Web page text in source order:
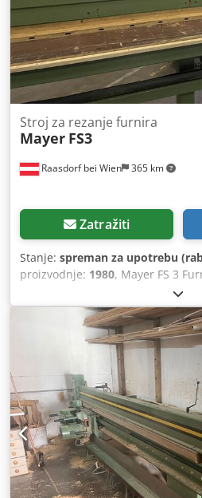
Raasdorf bei Wien 365 km
Stroj za rezanje furnira
Mayer FS3
Zatražiti
Stanje: spreman za upotrebu
proizvodnje: 1980, Mayer FS 3
Rex Anzjkr Dužina reza 4000
stol Kanal za usisavanje